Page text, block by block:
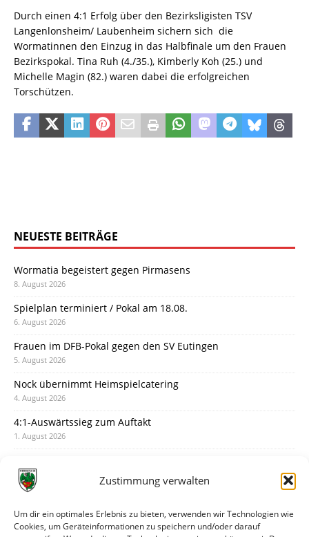
Zustimmung verwalten
Um dir ein optimales Erlebnis zu bieten, verwenden wir Technologien wie
Cookies, um Geräteinformationen zu speichern und/oder darauf
Durch einen 4:1 Erfolg über den Bezirksligisten TSV
Langenlonsheim/ Laubenheim sichern sich die
Wormatinnen den Einzug in das Halbfinale um den Frauen
Bezirkspokal. Tina Ruh (4./35.), Kimberly Koh (25.) und
Michelle Magin (82.) waren dabei die erfolgreichen
Torschützen.
NEUESTE BEITRÄGE
Wormatia begeistert gegen Pirmasens
8. August 2026
Spielplan terminiert / Pokal am 18.08.
6. August 2026
Frauen im DFB-Pokal gegen den SV Eutingen
5. August 2026
Nock übernimmt Heimspielcatering
4. August 2026
4:1-Auswärtssieg zum Auftakt
1. August 2026
31. Juli 2026
30. Juli 2026